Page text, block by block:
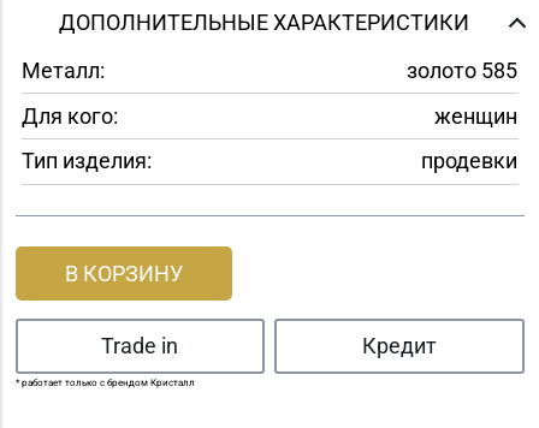
ДОПОЛНИТЕЛЬНЫЕ ХАРАКТЕРИСТИКИ
Металл:
золото 585
Для кого:
женщин
Тип изделия:
продевки
В КОРЗИНУ
Trade in Кредит
* работает только с брендом Кристалл